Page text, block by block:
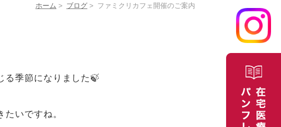
ン
る質問/お問合せ
ホーム > ブログ > ファミクリカフェ開催のご案内
る季節になりました🍃
いですね。